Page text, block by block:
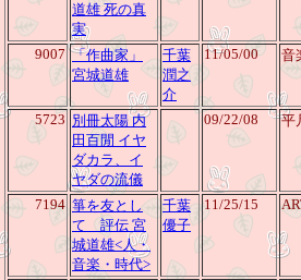
道雄 死の真
実
9007 「作曲家」
宮城道雄
千葉
潤之
介
11/05/00 音
5723 別冊太陽 内
田百閒 イヤ
ダカラ、イ
ヤダの流儀
09/22/08 平
7194 箏を友とし
て 評伝 宮
城道雄<人・
音楽・時代>
千葉
優子
11/25/15